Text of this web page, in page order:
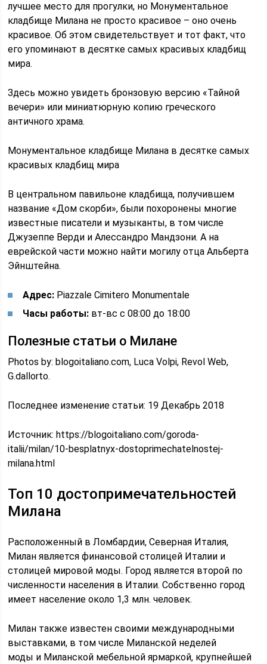
лучшее место для прогулки, но Монументальное
кладбище Милана не просто красивое – оно очень
красивое. Об этом свидетельствует и тот факт, что
его упоминают в десятке самых красивых кладбищ
мира.
Здесь можно увидеть бронзовую версию «Тайной
вечери» или миниатюрную копию греческого
античного храма.
Монументальное кладбище Милана в десятке самых
красивых кладбищ мира
В центральном павильоне кладбища, получившем
название «Дом скорби», были похоронены многие
известные писатели и музыканты, в том числе
Джузеппе Верди и Алессандро Мандзони. А на
еврейской части можно найти могилу отца Альберта
Эйнштейна.
Адрес: Piazzale Cimitero Monumentale
Часы работы: вт-вс с 08:00 до 18:00
Полезные статьи о Милане
Photos by: blogoitaliano.com, Luca Volpi, Revol Web,
G.dallorto.
Последнее изменение статьи: 19 Декабрь 2018
Источник: https://blogoitaliano.com/goroda-
italii/milan/10-besplatnyx-dostoprimechatelnostej-
milana.html
Топ 10 достопримечательностей
Милана
Расположенный в Ломбардии, Северная Италия,
Милан является финансовой столицей Италии и
столицей мировой моды. Город является второй по
численности населения в Италии. Собственно город
имеет население около 1,3 млн. человек.
Милан также известен своими международными
выставками, в том числе Миланской неделей
моды и Миланской мебельной ярмаркой, крупнейшей